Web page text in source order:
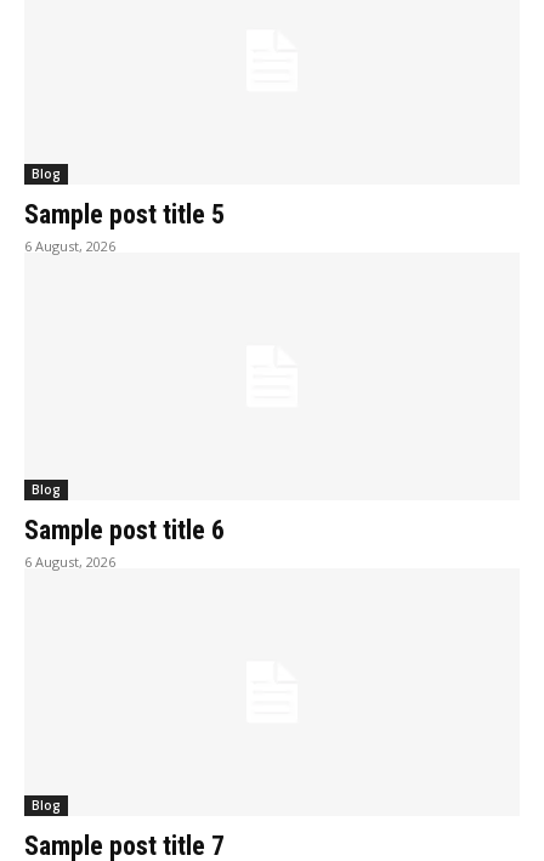
Blog
Sample post title 5
6 August, 2026
Blog
Sample post title 6
6 August, 2026
Blog
Sample post title 7